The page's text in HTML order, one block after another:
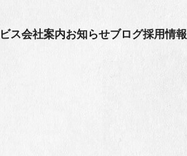
ス会社案内お知らせブログ採用情報